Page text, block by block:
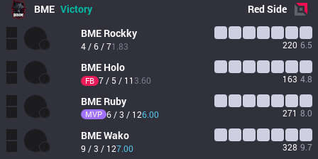
BME Victory RedSide
BME Rockky
4 / 6 / 71.83 220 6.5
BME Holo
FB 7 / 5 / 11 3.60 163 4.8
BME Ruby
MVP 6 / 3 / 126.00 271 8.0
BMEWako
9 / 3 / 127.00 328 9.7